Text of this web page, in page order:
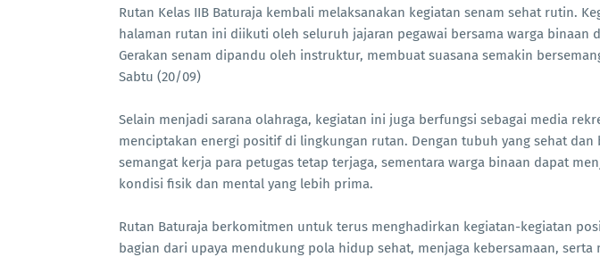
Rutan Kelas IIB Baturaja kembali melaksanakan kegiatan senam sehat rutin.
halaman rutan ini diikuti oleh seluruh jajaran pegawai bersama warga binaan
Gerakan senam dipandu oleh instruktur, membuat suasana semakin
Sabtu (20/09)
Selain menjadi sarana olahraga, kegiatan ini juga berfungsi sebagai media
menciptakan energi positif di lingkungan rutan. Dengan tubuh yang sehat dan
semangat kerja para petugas tetap terjaga, sementara warga binaan dapat
kondisi fisik dan mental yang lebih prima.
Rutan Baturaja berkomitmen untuk terus menghadirkan kegiatan-kegiatan
bagian dari upaya mendukung pola hidup sehat, menjaga kebersamaan, serta